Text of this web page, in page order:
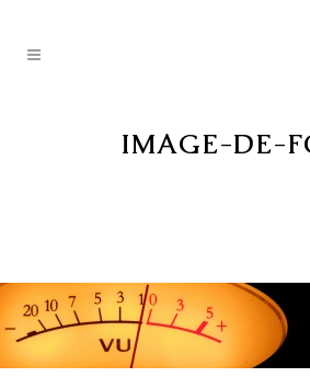
IMAGE-DE-